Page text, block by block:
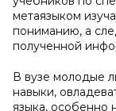
метаязыком
пониманию, а
полученной
В вузе молодые
навыки,
языка, особенно